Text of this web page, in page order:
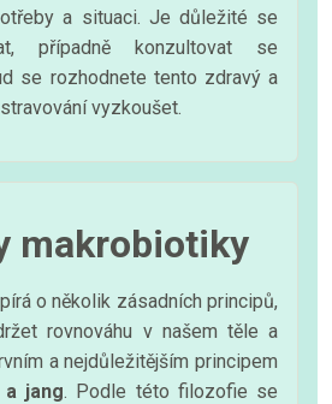
a situaci. Je důležité se
případně konzultovat se
se rozhodnete tento zdravý a
vyzkoušet.
makrobiotiky
o několik zásadních principů,
rovnováhu v našem těle a
a nejdůležitějším principem
jang. Podle této filozofie se